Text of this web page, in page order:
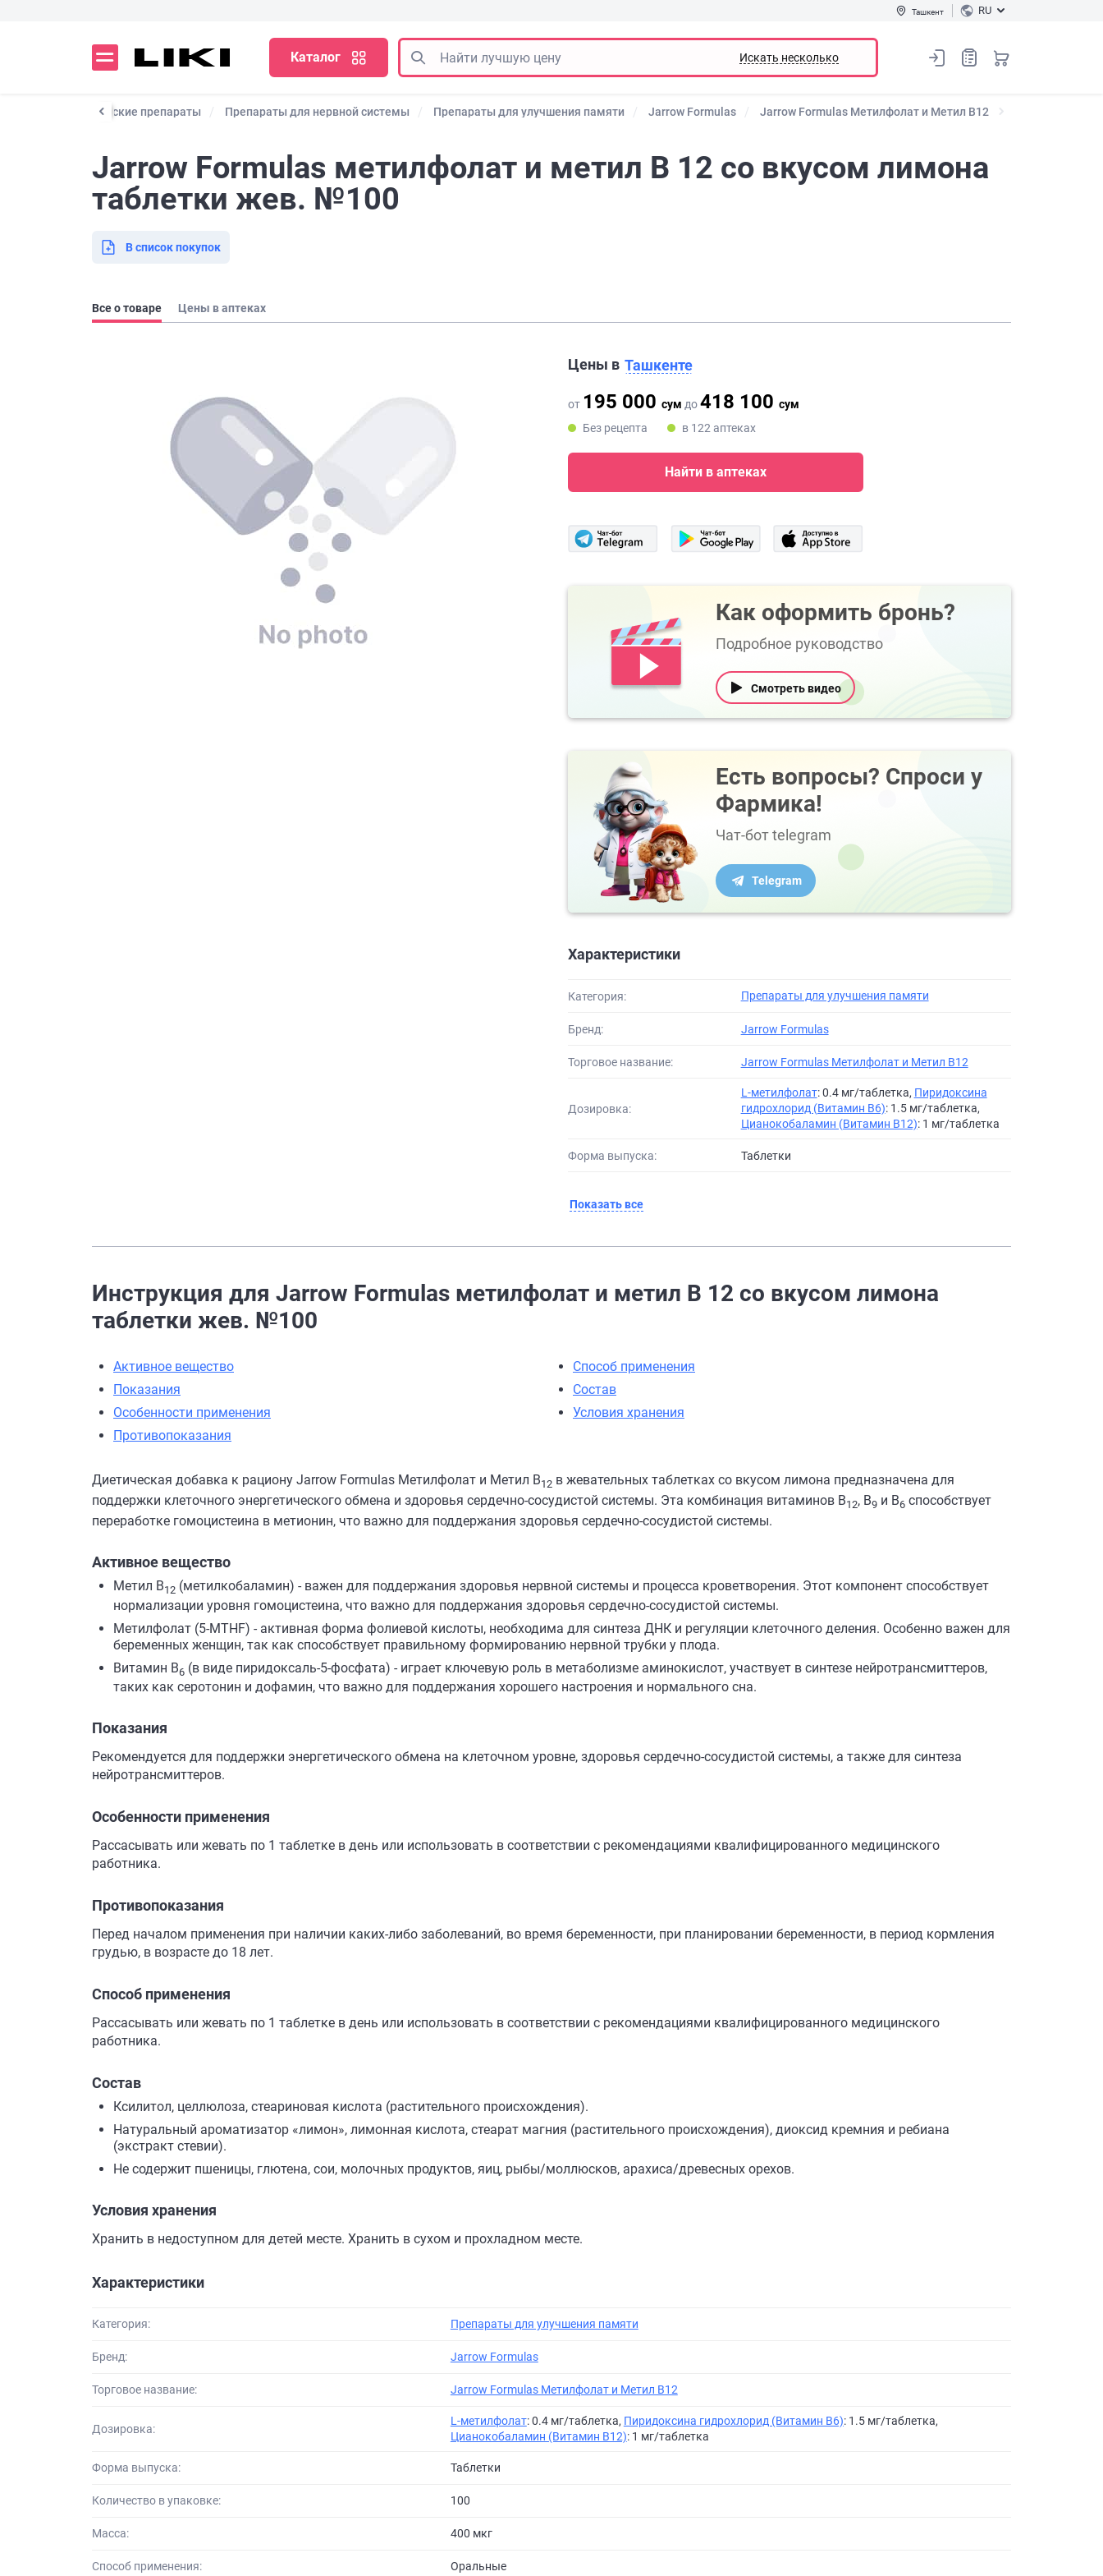
Ташкент RU
Каталог Искать несколько
и профилактические препараты Препараты для нервной системы Препараты для улучшения памяти Jarrow Formulas Jarrow Formulas Метилфолат и Метил B12
Jarrow Formulas метилфолат и метил B 12 со вкусом лимона
таблетки жев. №100
В список покупок
Все о товаре Цены в аптеках
Цены в Ташкенте
от 195 000 сум до418 100 сум
Без рецепта
в 122 аптеках
Найти в аптеках
Как оформить бронь?
Подробное руководство
Смотреть видео
Есть вопросы? Спроси у
Фармика!
Чат-бот telegram
Telegram
Характеристики
Категория: Препараты для улучшения памяти
Бренд: Jarrow Formulas
Торговое название: Jarrow Formulas Метилфолат и Метил B12
Дозировка:
L-метилфолат: 0.4 мг/таблетка, Пиридоксина
гидрохлорид (Витамин B6): 1.5 мг/таблетка,
Цианокобаламин (Витамин B12): 1 мг/таблетка
Форма выпуска: Таблетки
Показать все
Инструкция для Jarrow Formulas метилфолат и метил B 12 со вкусом лимона
таблетки жев. №100
Активное вещество
Показания
Особенности применения
Противопоказания
Способ применения
Состав
Условия хранения
Диетическая добавка к рациону Jarrow Formulas Метилфолат и Метил B12 в жевательных таблетках со вкусом лимона предназначена для
поддержки клеточного энергетического обмена и здоровья сердечно-сосудистой системы. Эта комбинация витаминов B12, B9 и B6 способствует
переработке гомоцистеина в метионин, что важно для поддержания здоровья сердечно-сосудистой системы.
Активное вещество
Метил B12 (метилкобаламин) - важен для поддержания здоровья нервной системы и процесса кроветворения. Этот компонент способствует
нормализации уровня гомоцистеина, что важно для поддержания здоровья сердечно-сосудистой системы.
Метилфолат (5-MTHF) - активная форма фолиевой кислоты, необходима для синтеза ДНК и регуляции клеточного деления. Особенно важен для
беременных женщин, так как способствует правильному формированию нервной трубки у плода.
Витамин B6 (в виде пиридоксаль-5-фосфата) - играет ключевую роль в метаболизме аминокислот, участвует в синтезе нейротрансмиттеров,
таких как серотонин и дофамин, что важно для поддержания хорошего настроения и нормального сна.
Показания
Рекомендуется для поддержки энергетического обмена на клеточном уровне, здоровья сердечно-сосудистой системы, а также для синтеза
нейротрансмиттеров.
Особенности применения
Рассасывать или жевать по 1 таблетке в день или использовать в соответствии с рекомендациями квалифицированного медицинского
работника.
Противопоказания
Перед началом применения при наличии каких-либо заболеваний, во время беременности, при планировании беременности, в период кормления
грудью, в возрасте до 18 лет.
Способ применения
Рассасывать или жевать по 1 таблетке в день или использовать в соответствии с рекомендациями квалифицированного медицинского
работника.
Состав
Ксилитол, целлюлоза, стеариновая кислота (растительного происхождения).
Натуральный ароматизатор «лимон», лимонная кислота, стеарат магния (растительного происхождения), диоксид кремния и ребиана
(экстракт стевии).
Не содержит пшеницы, глютена, сои, молочных продуктов, яиц, рыбы/моллюсков, арахиса/древесных орехов.
Условия хранения
Хранить в недоступном для детей месте. Хранить в сухом и прохладном месте.
Характеристики
Категория: Препараты для улучшения памяти
Бренд: Jarrow Formulas
Торговое название: Jarrow Formulas Метилфолат и Метил B12
Дозировка:
L-метилфолат: 0.4 мг/таблетка, Пиридоксина гидрохлорид (Витамин B6): 1.5 мг/таблетка,
Цианокобаламин (Витамин B12): 1 мг/таблетка
Форма выпуска: Таблетки
Количество в упаковке: 100
Масса: 400 мкг
Способ применения: Оральные